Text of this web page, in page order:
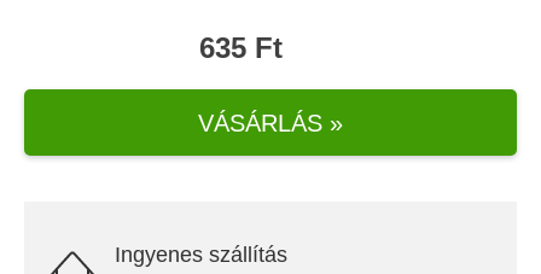
635 Ft
VÁSÁRLÁS »
Ingyenes szállítás